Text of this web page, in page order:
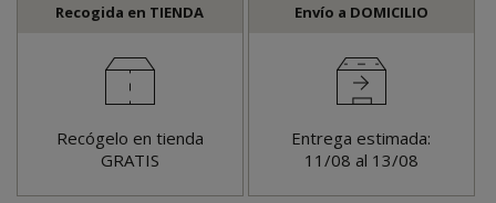
Recogida en TIENDA
Recógelo en tienda
GRATIS
Envío a DOMICILIO
Entrega estimada:
11/08 al 13/08